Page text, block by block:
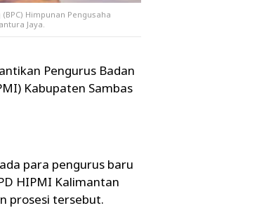
Himpunan Pengusaha
Jaya.
Pengurus Badan
Kabupaten Sambas
para pengurus baru
HIPMI Kalimantan
prosesi tersebut.